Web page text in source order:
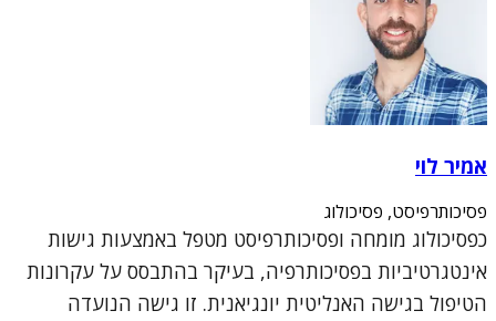
אמיר לוי
פסיכותרפיסט, פסיכולוג
כפסיכולוג מומחה ופסיכותרפיסט מטפל באמצעות גישות
אינטגרטיביות בפסיכותרפיה, בעיקר בהתבסס על עקרונות
הטיפול בגישה האנליטית יונגיאנית. זו גישה הנועדה